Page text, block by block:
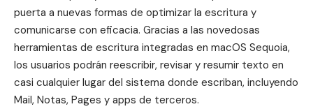
puerta a nuevas formas de optimizar la escritura y
comunicarse con eficacia. Gracias a las novedosas
herramientas de escritura integradas en macOS Sequoia,
los usuarios podrán reescribir, revisar y resumir texto en
casi cualquier lugar del sistema donde escriban, incluyendo
Mail, Notas, Pages y apps de terceros.